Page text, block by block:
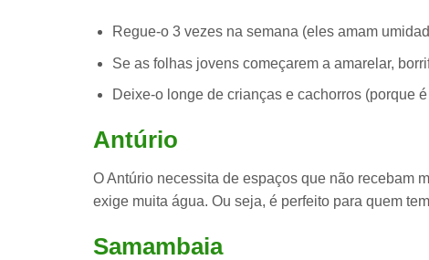
Regue-o 3 vezes na semana (eles amam
Se as folhas jovens começarem a amarelar,
Deixe-o longe de crianças e cachorros (porque
Antúrio
O Antúrio necessita de espaços que não recebam
exige muita água. Ou seja, é perfeito para quem
Samambaia